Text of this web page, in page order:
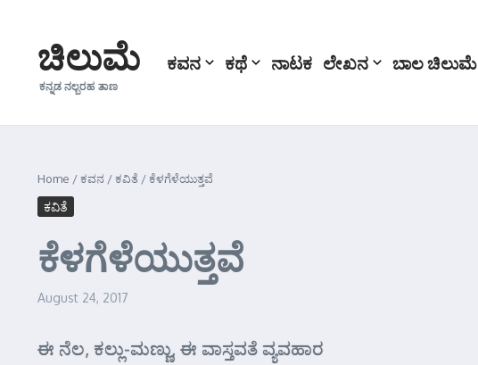
ಚಿಲುಮೆ
ಕನ್ನಡ ನಲ್ಬರಹ ತಾಣ
ಕವನ ಕಥೆ ನಾಟಕ ಲೇಖನ ಬಾಲ ಚಿಲುಮೆ
Home /ಕವನ /ಕವಿತೆ /ಕೆಳಗೆಳೆಯುತ್ತವೆ
ಕವಿತೆ
ಕೆಳಗೆಳೆಯುತ್ತವೆ
August 24, 2017
ಈ ನೆಲ, ಕಲ್ಲು-ಮಣ್ಣು, ಈ ವಾಸ್ತವತೆ ವ್ಯವಹಾರ